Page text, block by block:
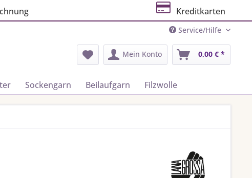
Kreditkarten
Service/Hilfe
Mein Konto 0,00 € *
Sockengarn Beilaufgarn Filzwolle